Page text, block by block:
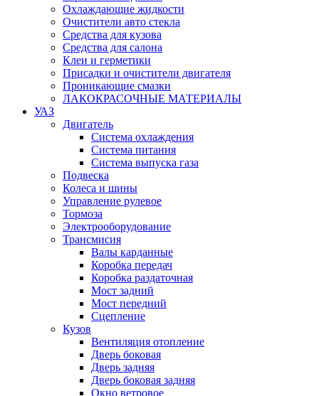
Охлаждающие жидкости
Очистители авто стекла
Средства для кузова
Средства для салона
Клеи и герметики
Присадки и очистители двигателя
Проникающие смазки
ЛАКОКРАСОЧНЫЕ МАТЕРИАЛЫ
УАЗ
Двигатель
Система охлаждения
Система питания
Система выпуска газа
Подвеска
Колеса и шины
Управление рулевое
Тормоза
Электрооборудование
Трансмисия
Валы карданные
Коробка передач
Коробка раздаточная
Мост задний
Мост передний
Сцепление
Кузов
Вентиляция отопление
Дверь боковая
Дверь задняя
Дверь боковая задняя
Окно ветровое